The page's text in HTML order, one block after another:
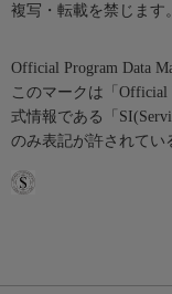
複写・転載を禁じます。
Official Program Data
このマークは「Official
式情報である「
のみ表記が許されてい